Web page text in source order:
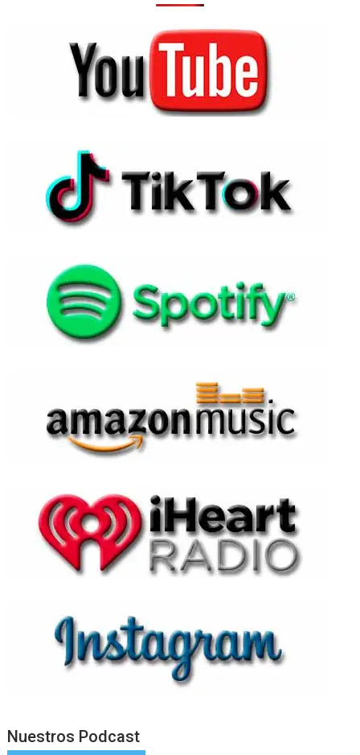
Nuestros Podcast